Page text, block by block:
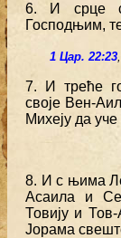
6. И срце
Господњим,
1 Цар. 22:23
7. И треће
своје Вен-
Михеју да
8. И с њима
Асаила и
Товију и
Јорама